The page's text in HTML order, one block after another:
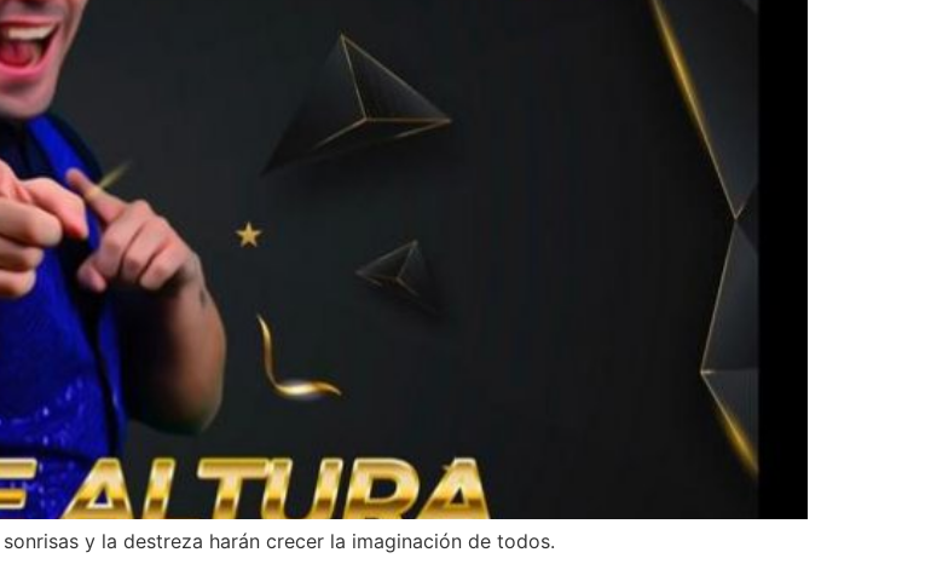
y la destreza harán crecer la imaginación de todos.